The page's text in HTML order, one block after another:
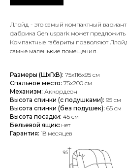
Ллойд - это самый компактный
фабрика Geniuspark может
Компактные габариты позволяют
самые маленькие помещения.
Размеры (ШхГхВ): 75x116x95 см
Спальное место: 75х200 см
Механизм: Аккордеон
Высота спинки (с подушками): 95 см
Высота спинки (без подушек): 65 см
Высота посадки: 45 см
Бельевой ящик: нет
Гарантия: 18 месяцев